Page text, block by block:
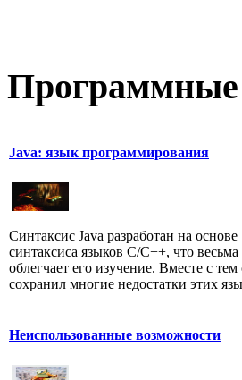
Программные
Java: язык программирования
Синтаксис Java разработан на основе
синтаксиса языков С/С++, что весьма
облегчает его изучение. Вместе с тем
сохранил многие недостатки этих
Неиспользованные возможности